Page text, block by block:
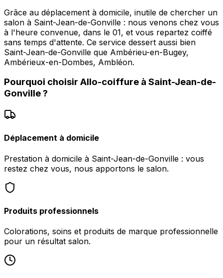
Grâce au déplacement à domicile, inutile de chercher un
salon à Saint-Jean-de-Gonville : nous venons chez vous
à l'heure convenue, dans le 01, et vous repartez coiffé
sans temps d'attente. Ce service dessert aussi bien
Saint-Jean-de-Gonville que Ambérieu-en-Bugey,
Ambérieux-en-Dombes, Ambléon.
Pourquoi choisir Allo-coiffure à Saint-Jean-de-
Gonville?
Déplacement à domicile
Prestation à domicile à Saint-Jean-de-Gonville : vous
restez chez vous, nous apportons le salon.
Produits professionnels
Colorations, soins et produits de marque professionnelle
pour un résultat salon.